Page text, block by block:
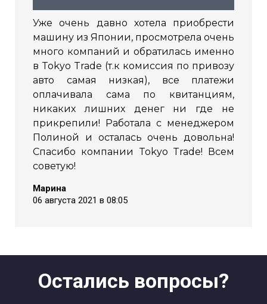
Уже очень давно хотела приобрести
машину из Японии, просмотрела очень
много компаний и обратилась именно
в Tokyo Trade (т.к комиссия по привозу
авто самая низкая), все платежи
оплачивала сама по квитанциям,
никаких лишних денег ни где не
прикрепили! Работала с менеджером
Полиной и осталась очень довольна!
Спасибо компании Tokyo Trade! Всем
советую!
Марина
06 августа 2021 в 08:05
Остались вопросы?